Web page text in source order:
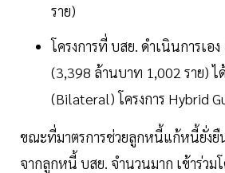
ราย)
โครงการที่ บสย. ดำเนินการเอ
(3,398 ล้านบาท 1,002 ราย) ไ
(Bilateral) โครงการ Hybrid
ขณะที่มาตรการช่วยลูกหนี้แก้หนี้ยั่งยื
จากลูกหนี้ บสย. จำนวนมาก เข้าร่วม